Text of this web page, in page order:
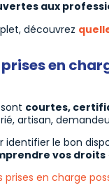
aux
découvrez
en
courtes,
artisan,
identifier le bon
vos droits
en charge